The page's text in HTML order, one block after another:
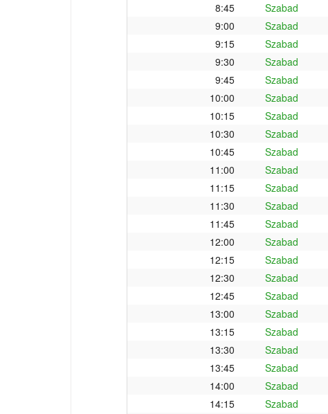
8:45
Szabad
9:00
Szabad
9:15
Szabad
9:30
Szabad
9:45
Szabad
10:00
Szabad
10:15
Szabad
10:30
Szabad
10:45
Szabad
11:00
Szabad
11:15
Szabad
11:30
Szabad
11:45
Szabad
12:00
Szabad
12:15
Szabad
12:30
Szabad
12:45
Szabad
13:00
Szabad
13:15
Szabad
13:30
Szabad
13:45
Szabad
14:00
Szabad
14:15
Szabad